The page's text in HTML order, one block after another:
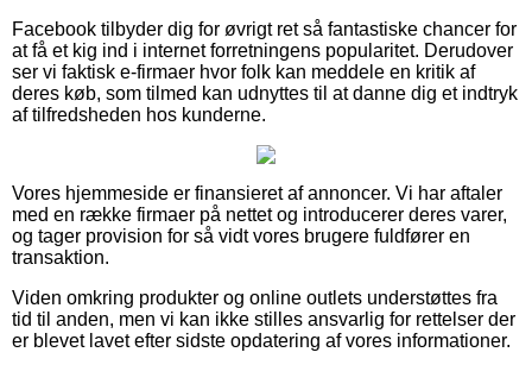
Facebook tilbyder dig for øvrigt ret så fantastiske chancer for
at få et kig ind i internet forretningens popularitet. Derudover
ser vi faktisk e-firmaer hvor folk kan meddele en kritik af
deres køb, som tilmed kan udnyttes til at danne dig et indtryk
af tilfredsheden hos kunderne.
Vores hjemmeside er finansieret af annoncer. Vi har aftaler
med en række firmaer på nettet og introducerer deres varer,
og tager provision for så vidt vores brugere fuldfører en
transaktion.
Viden omkring produkter og online outlets understøttes fra
tid til anden, men vi kan ikke stilles ansvarlig for rettelser der
er blevet lavet efter sidste opdatering af vores informationer.